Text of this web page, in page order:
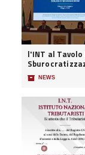
l'INT al
📦 NEWS